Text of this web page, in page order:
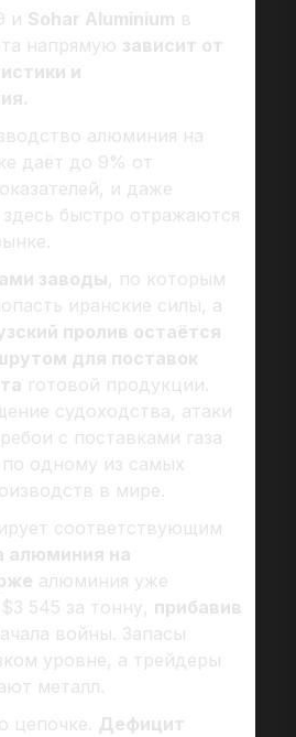
и Sohar Aluminium в
напрямую зависит от
и
алюминия на
даёт до 9% от
и даже
быстро отражаются
заводы, по которым
иранские силы, а
пролив остаётся
для поставок
готовой продукции.
судоходства, атаки
с поставками газа
одному из самых
в мире.
соответствующим
алюминия на
алюминия уже
545 за тонну, прибавив
войны. Запасы
уровне, а трейдеры
металл.
цепочке. Дефицит